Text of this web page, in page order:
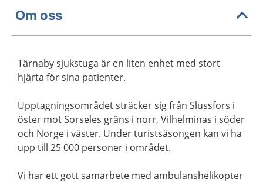
Om oss
Tärnaby sjukstuga är en liten enhet med stort
hjärta för sina patienter.
Upptagningsområdet sträcker sig från Slussfors i
öster mot Sorseles gräns i norr, Vilhelminas i söder
och Norge i väster. Under turistsäsongen kan vi ha
upp till 25 000 personer i området.
Vi har ett gott samarbete med ambulanshelikopter